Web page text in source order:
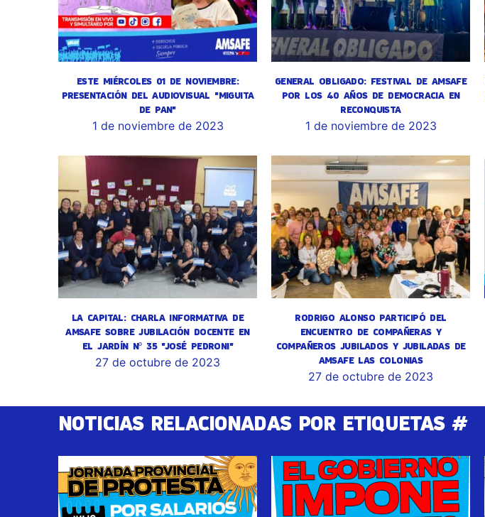
ESTE MIÉRCOLES 01 DE NOVIEMBRE:
PRESENTACIÓN DEL AUDIOVISUAL "MIGUITA
DE PAN"
1 de noviembre de 2023
GENERAL OBLIGADO: FESTIVAL DE AMSAFE
POR LOS 40 AÑOS DE DEMOCRACIA EN
RECONQUISTA
1 de noviembre de 2023
LA CAPITAL: CHARLA INFORMATIVA DE
AMSAFE SOBRE JUBILACIÓN DOCENTE EN
EL JARDÍN Nº 35 "JOSÉ PEDRONI"
27 de octubre de 2023
RODRIGO ALONSO PARTICIPÓ DEL
ENCUENTRO DE COMPAÑERAS Y
COMPAÑEROS JUBILADOS Y JUBILADAS DE
AMSAFE LAS COLONIAS
27 de octubre de 2023
NOTICIAS RELACIONADAS POR ETIQUETAS #